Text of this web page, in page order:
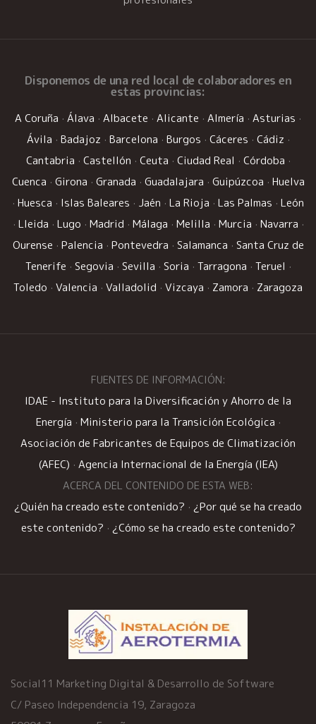
Disponemos de una red local de colaboradores en
estas provincias:
A Coruña · Álava · Albacete · Alicante · Almería · Asturias ·
Ávila · Badajoz · Barcelona · Burgos · Cáceres · Cádiz ·
Cantabria · Castellón · Ceuta · Ciudad Real · Córdoba ·
Cuenca · Girona · Granada · Guadalajara · Guipúzcoa · Huelva
· Huesca · Islas Baleares · Jaén · La Rioja · Las Palmas · León
· Lleida · Lugo · Madrid · Málaga · Melilla · Murcia · Navarra ·
Ourense · Palencia · Pontevedra · Salamanca · Santa Cruz de
Tenerife · Segovia · Sevilla · Soria · Tarragona · Teruel ·
Toledo · Valencia · Valladolid · Vizcaya · Zamora · Zaragoza
FUENTES DE INFORMACIÓN:
IDAE - Instituto para la Diversificación y Ahorro de la
Energía · Ministerio para la Transición Ecológica ·
Asociación de Fabricantes de Equipos de Climatización
(AFEC) · Agencia Internacional de la Energía (IEA)
ACERCA DEL CONTENIDO DE ESTA WEB:
¿Quién ha creado este contenido? · ¿Por qué se ha creado
este contenido? · ¿Cómo se ha creado este contenido?
Social11 Marketing Digital & Desarrollo de Software
C/ Paseo Independencia 19, Zaragoza